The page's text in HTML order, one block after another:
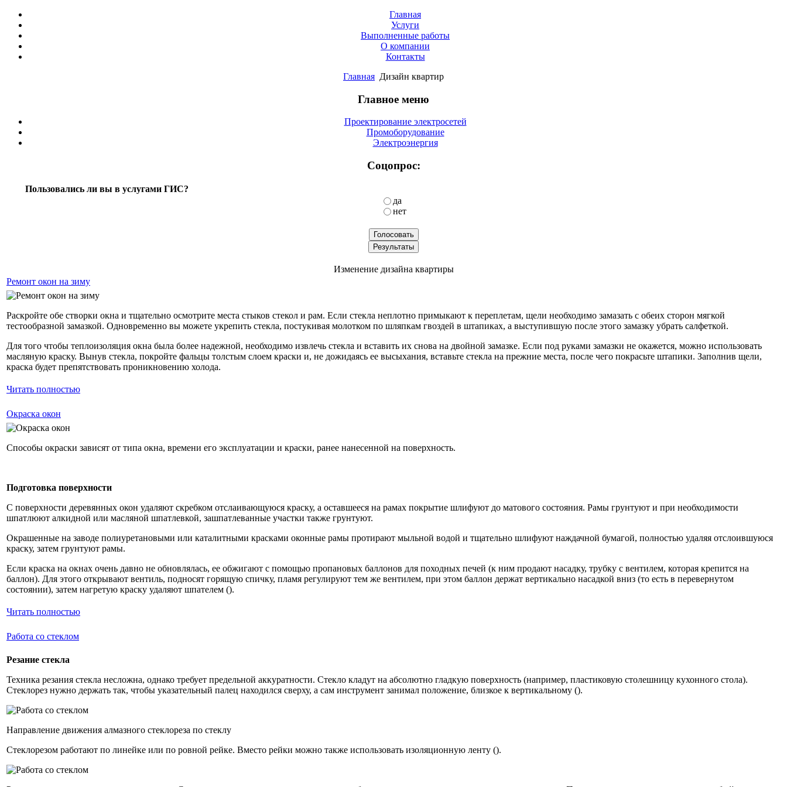
Главная
Услуги
Выполненные работы
О компании
Контакты
Главная Дизайн квартир
Главное меню
Проектирование электросетей
Промоборудование
Электроэнергия
Соцопрос:
Пользовались ли вы в услугами ГИС?
да
нет
Изменение дизайна квартиры
Ремонт окон на зиму
Раскройте обе створки окна и тщательно осмотрите места стыков стекол и рам. Если стекла неплотно примыкают к переплетам, щели необходимо замазать с обеих сторон мягкой
тестообразной замазкой. Одновременно вы можете укрепить стекла, постукивая молотком по шляпкам гвоздей в штапиках, а выступившую после этого замазку убрать салфеткой.
Для того чтобы теплоизоляция окна была более надежной, необходимо извлечь стекла и вставить их снова на двойной замазке. Если под руками замазки не окажется, можно использовать
масляную краску. Вынув стекла, покройте фальцы толстым слоем краски и, не дожидаясь ее высыхания, вставьте стекла на прежние места, после чего покрасьте штапики. Заполнив щели,
краска будет препятствовать проникновению холода.
Читать полностью
Окраска окон
Cпособы окраски зависят от типа окна, времени его эксплуатации и краски, ранее нанесенной на поверхность.
Подготовка поверхности
С поверхности деревянных окон удаляют скребком отслаивающуюся краску, а оставшееся на рамах покрытие шлифуют до матового состояния. Рамы грунтуют и при необходимости
шпатлюют алкидной или масляной шпатлевкой, зашпатлеванные участки также грунтуют.
Окрашенные на заводе полиуретановыми или каталитными красками оконные рамы протирают мыльной водой и тщательно шлифуют наждачной бумагой, полностью удаляя отслоившуюся
краску, затем грунтуют рамы.
Если краска на окнах очень давно не обновлялась, ее обжигают с помощью пропановых баллонов для походных печей (к ним продают насадку, трубку с вентилем, которая крепится на
баллон). Для этого открывают вентиль, подносят горящую спичку, пламя регулируют тем же вентилем, при этом баллон держат вертикально насадкой вниз (то есть в перевернутом
состоянии), затем нагретую краску удаляют шпателем ().
Читать полностью
Работа со стеклом
Резание стекла
Техника резания стекла несложна, однако требует предельной аккуратности. Стекло кладут на абсолютно гладкую поверхность (например, пластиковую столешницу кухонного стола).
Стеклорез нужно держать так, чтобы указательный палец находился сверху, а сам инструмент занимал положение, близкое к вертикальному ().
Направление движения алмазного стеклореза по стеклу
Стеклорезом работают по линейке или по ровной рейке. Вместо рейки можно также использовать изоляционную ленту ().